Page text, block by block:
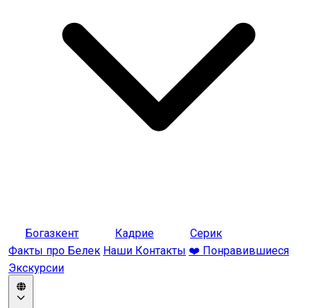
Богазкент Кадрие
Серик
Факты про Белек Наши Контакты ❤️ Понравившиеся
Экскурсии